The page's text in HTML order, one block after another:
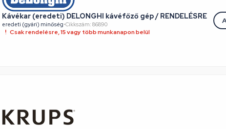
Kávékar (eredeti) DELONGHI kávéfőző gép / RENDELÉSRE
eredeti (gyári) minőség•Cikkszám: 86890
Csak rendelésre, 15 vagy több munkanapon belül